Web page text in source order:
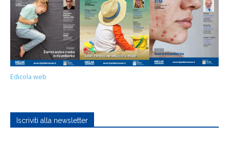
Edicola web
Iscriviti alla newsletter